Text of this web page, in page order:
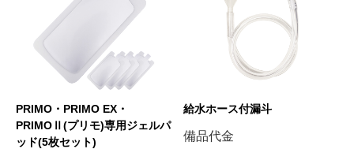
PRIMO・PRIMO EX・
PRIMOⅡ(プリモ)専用ジェルパ
ッド(5枚セット)
給水ホース付漏斗
備品代金